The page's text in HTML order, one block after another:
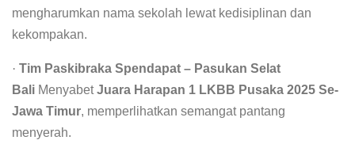
mengharumkan nama sekolah lewat kedisiplinan dan
kekompakan.
· Tim Paskibraka Spendapat – Pasukan Selat
Bali MenyabetJuara Harapan 1 LKBB Pusaka 2025 Se-
Jawa Timur, memperlihatkan semangat pantang
menyerah.